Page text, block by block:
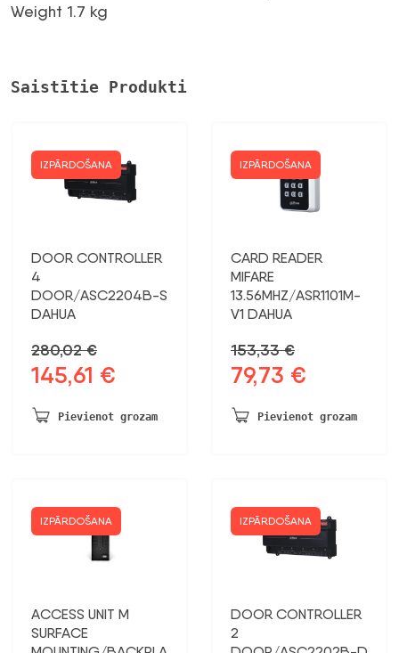
Weight 1.7 kg
Saistītie Produkti
IZPĀRDOŠANA
DOOR CONTROLLER
4
DOOR/ASC2204B-S
DAHUA
280,02€
Sākotnējā
bija:
145,61 €
ir:
Pievienot grozam
IZPĀRDOŠANA
CARD READER
MIFARE
13.56MHZ/ASR1101M-
V1 DAHUA
153,33€
Sākotnējā
bija:
79,73 €
ir:
Pievienot grozam
IZPĀRDOŠANA
ACCESS UNIT M
SURFACE
IZPĀRDOŠANA
DOOR CONTROLLER
2